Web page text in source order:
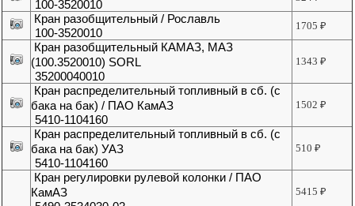
100-3520010
Кран разобщительный / Рославль
100-3520010
1705₽
Кран разобщительный КАМАЗ, МАЗ
(100.3520010) SORL
35200040010
1343₽
Кран распределительный топливный в сб. (с
бака на бак) / ПАО КамАЗ
5410-1104160
1502₽
Кран распределительный топливный в сб. (с
бака на бак) УАЗ
5410-1104160
510₽
Кран регулировки рулевой колонки / ПАО
КамАЗ
5415₽